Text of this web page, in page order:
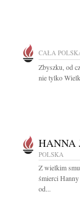
CAŁA
Zbyszku, od
nie tylko
HANNA
POLSKA
Z wielkim
śmierci
od...